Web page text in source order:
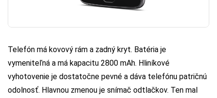
Telefón má kovový rám a zadný kryt. Batéria je
vymeniteľná a má kapacitu 2800 mAh. Hliníkové
vyhotovenie je dostatočne pevné a dáva telefónu patričnú
odolnosť. Hlavnou zmenou je snímač odtlačkov. Ten mal